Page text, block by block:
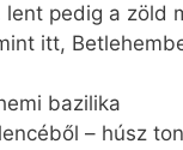
lent pedig a zöld
itt,
bazilika
– húsz